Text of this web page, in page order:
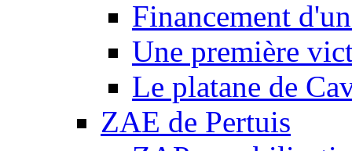
Financement
Une première
Le platane de
ZAE de Pertuis